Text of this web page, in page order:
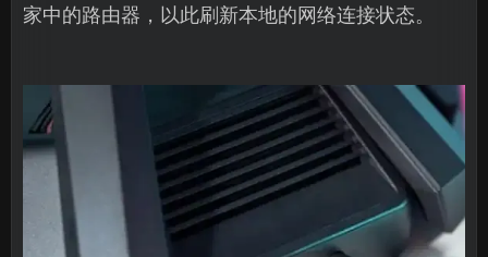
家中的路由器，以此刷新本地的网络连接状态。